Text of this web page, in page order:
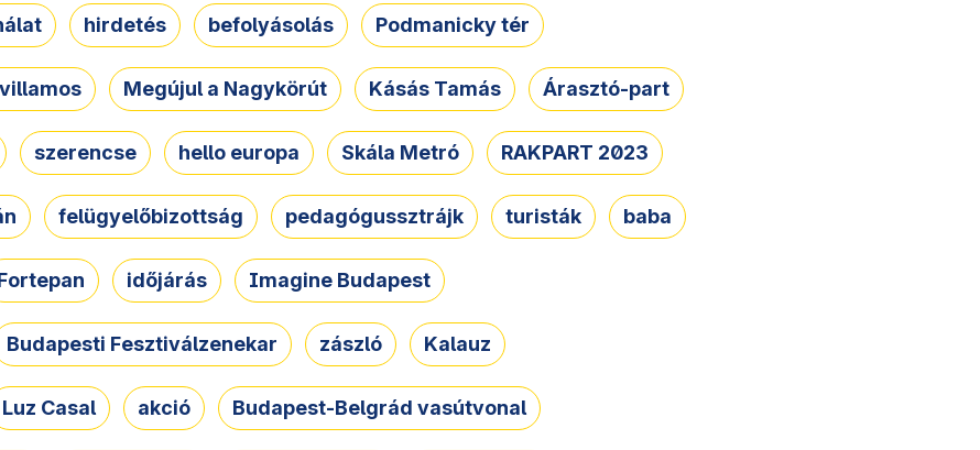
hirdetés befolyásolás Podmanicky tér
Megújul a Nagykörút Kásás Tamás Árasztó-part
szerencse hello europa Skála Metró RAKPART 2023
felügyelőbizottság pedagógussztrájk turisták baba
időjárás Imagine Budapest
Budapesti Fesztiválzenekar zászló Kalauz
Luz Casal akció Budapest-Belgrád vasútvonal